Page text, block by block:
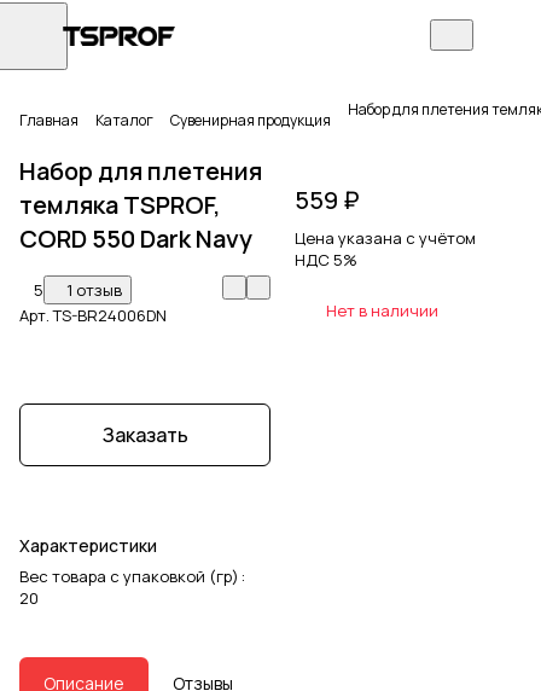
Главная Каталог Сувенирная продукция Набор для плетения
Набор для плетения
темляка TSPROF,
CORD 550 Dark Navy
5
1 отзыв
Арт.TS-BR24006DN
Заказать
Характеристики
Вес товара с упаковкой (гр) :
20
559 ₽
Цена указана с учётом
НДС 5%
Нет в наличии
Описание Отзывы